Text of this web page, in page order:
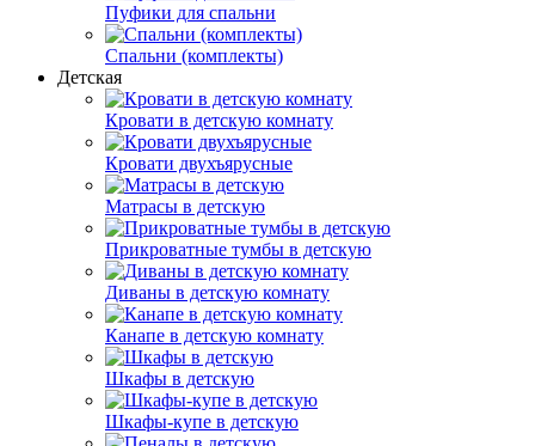
Пуфики для спальни
Спальни (комплекты)
Детская
Кровати в детскую комнату
Кровати двухъярусные
Матрасы в детскую
Прикроватные тумбы в детскую
Диваны в детскую комнату
Канапе в детскую комнату
Шкафы в детскую
Шкафы-купе в детскую